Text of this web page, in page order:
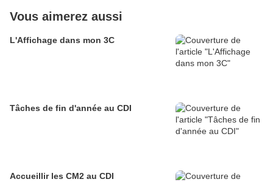
Vous aimerez aussi
L'Affichage dans mon 3C
Tâches de fin d'année au CDI
Accueillir les CM2 au CDI